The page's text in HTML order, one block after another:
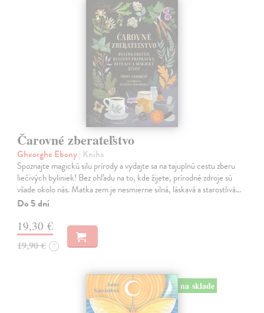
Čarovné zberateľstvo
Gheorghe Ebony| Kniha
Spoznajte magickú silu prírody a vydajte sa na tajuplnú cestu zberu
liečivých byliniek! Bez ohľadu na to, kde žijete, prírodné zdroje sú
všade okolo nás. Matka zem je nesmierne silná, láskavá a starostlivá…
Do 5 dní
19,30 €
19,90 € ?
na sklade